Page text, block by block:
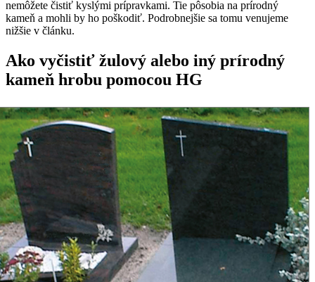
nemôžete čistiť kyslými prípravkami. Tie pôsobia na prírodný
kameň a mohli by ho poškodiť. Podrobnejšie sa tomu venujeme
nižšie v článku.
Ako vyčistiť žulový alebo iný prírodný
kameň hrobu pomocou HG